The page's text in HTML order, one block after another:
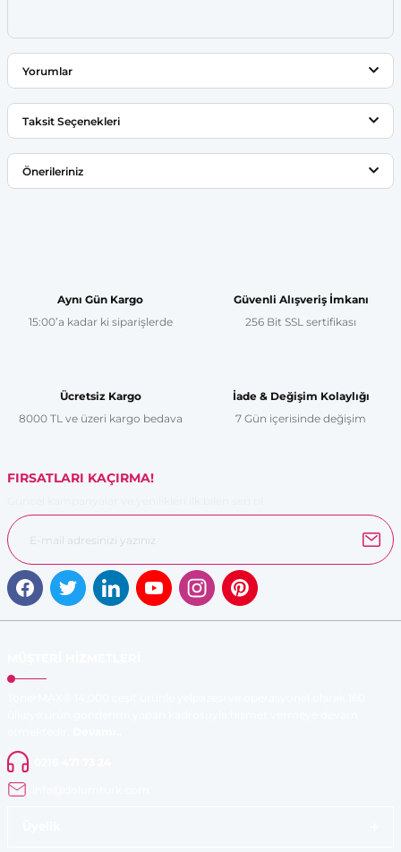
Yorumlar
Bu ürüne ilk yorumu siz yapın!
Taksit Seçenekleri
Önerileriniz
Ürün resmi kalitesiz, bozuk veya görüntülenemiyor.
Ürün fiyatı diğer sitelerden daha pahalı.
Aynı Gün Kargo
15:00’a kadar ki siparişlerde
Güvenli Alışveriş İmkanı
256 Bit SSL sertifikası
Ücretsiz Kargo
8000 TL ve üzeri kargo bedava
İade & Değişim Kolaylığı
7 Gün içerisinde değişim
FIRSATLARI KAÇIRMA!